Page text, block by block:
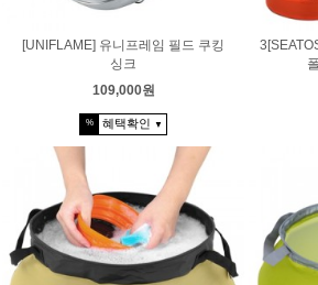
[UNIFLAME] 유니프레임 필드 쿠킹
싱크
109,000원
% 혜택확인 ▼